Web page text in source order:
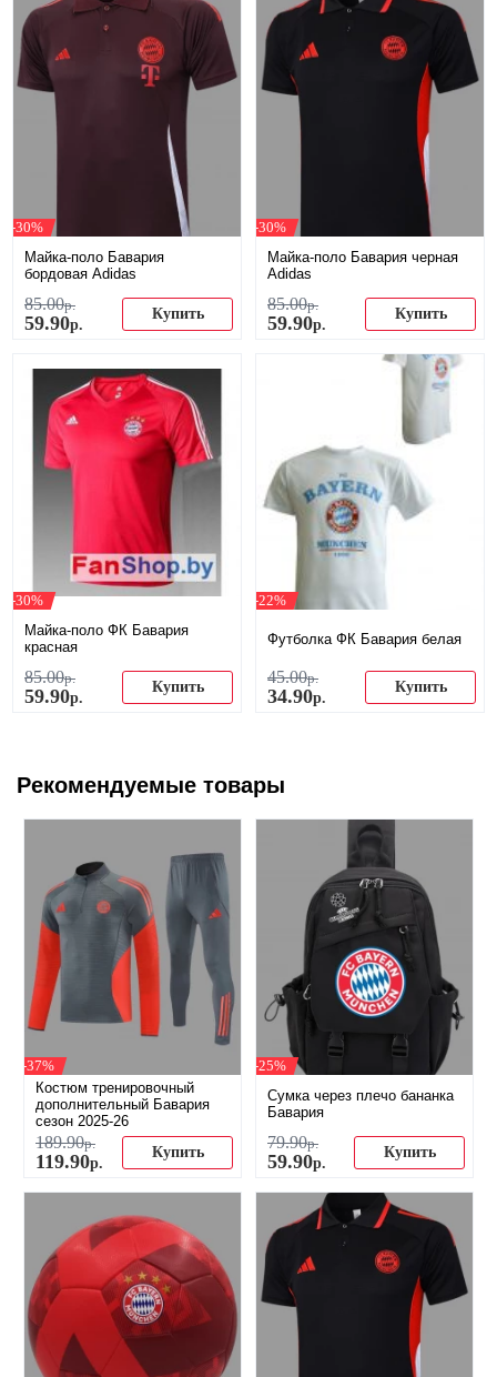
-30%
Майка-поло Бавария
бордовая Adidas
85.00р.
59.90р.
Купить
-30%
Майка-поло Бавария черная
Adidas
85.00р.
59.90р.
Купить
-30%
Майка-поло ФК Бавария
красная
85.00р.
59.90р.
Купить
-22%
Футболка ФК Бавария белая
45.00р.
34.90р.
Купить
Рекомендуемые товары
-37%
Костюм тренировочный
дополнительный Бавария
сезон 2025-26
189.90р.
119.90р.
Купить
-25%
Сумка через плечо бананка
Бавария
79.90р.
59.90р.
Купить